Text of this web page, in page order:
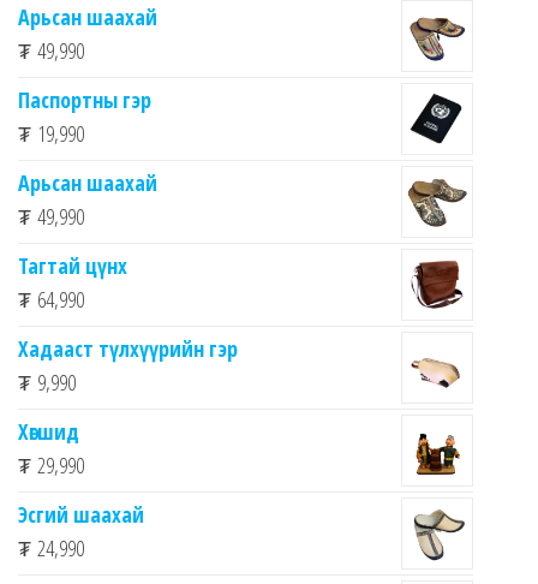
Арьсан шаахай
₮ 49,990
Паспортны гэр
₮ 19,990
Арьсан шаахай
₮ 49,990
Тагтай цүнх
₮ 64,990
Хадааст түлхүүрийн гэр
₮ 9,990
Хөгшид
₮ 29,990
Эсгий шаахай
₮ 24,990